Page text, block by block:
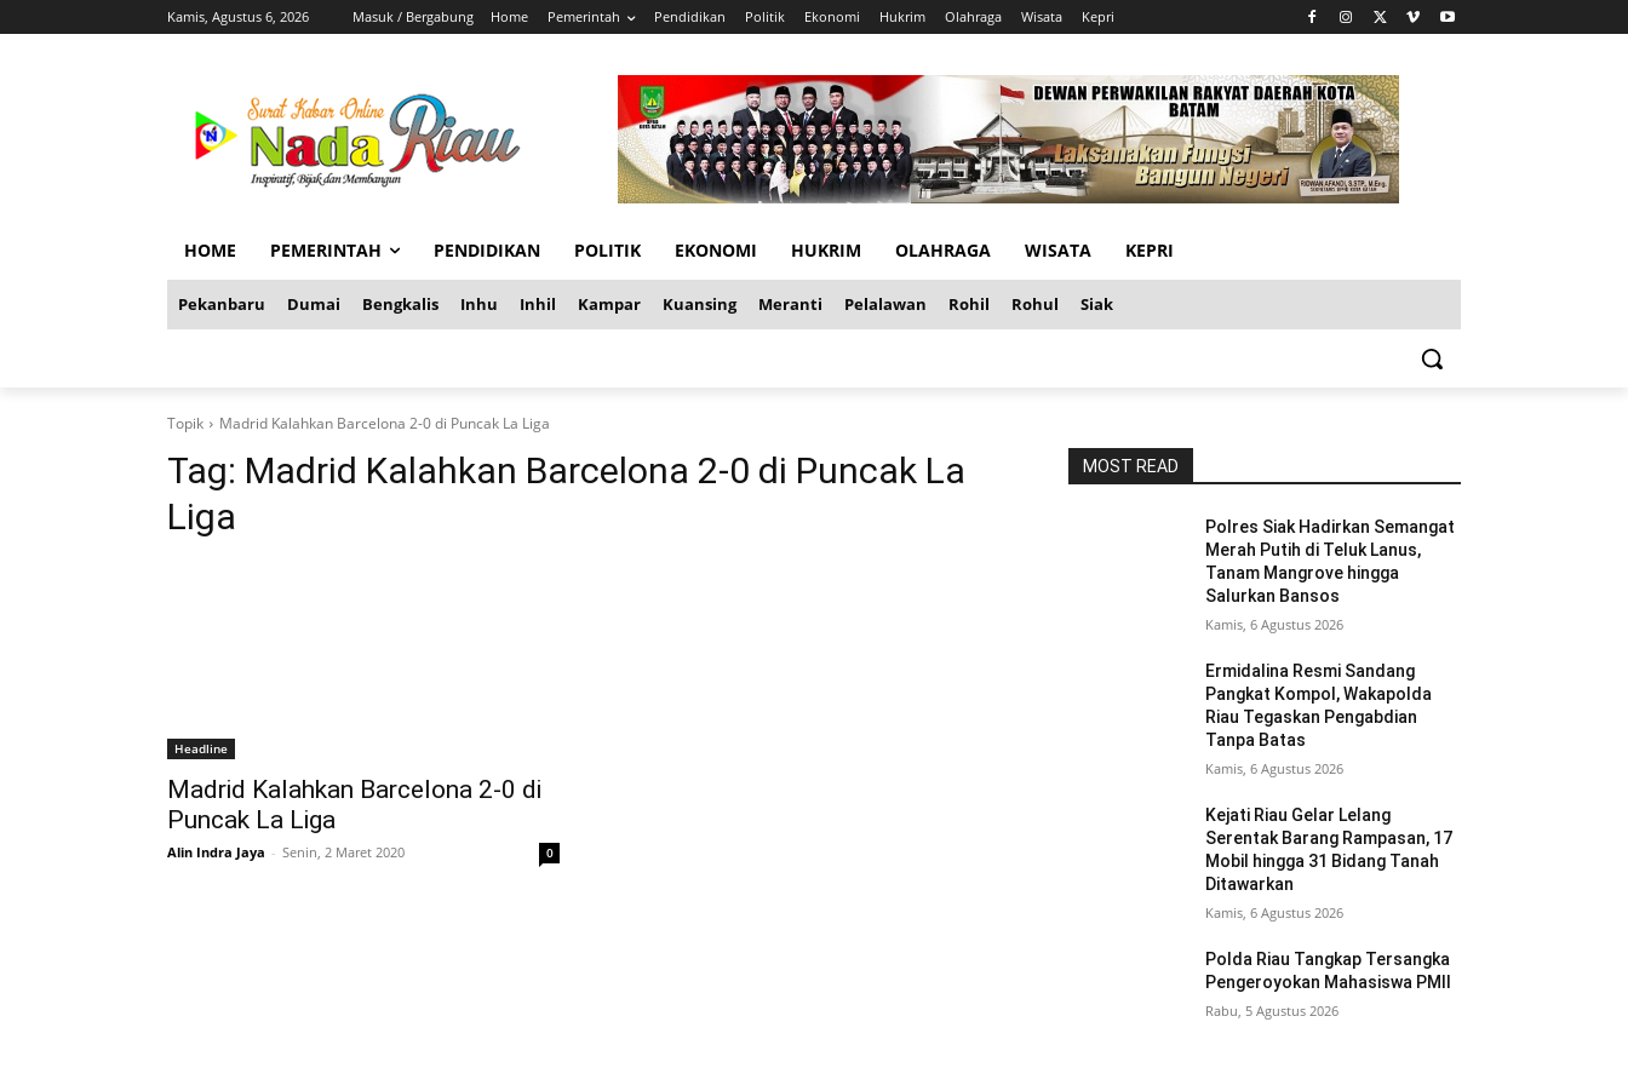
Kamis, Agustus 6, 2026 Masuk / Bergabung Home Pemerintah Pendidikan Politik Ekonomi Hukrim Olahraga Wisata Kepri
HOME PEMERINTAH PENDIDIKAN POLITIK EKONOMI HUKRIM OLAHRAGA WISATA KEPRI
Pekanbaru Dumai Bengkalis Inhu Inhil Kampar Kuansing Meranti Pelalawan Rohil Rohul Siak
Topik Madrid Kalahkan Barcelona 2-0 di Puncak La Liga
Tag: Madrid Kalahkan Barcelona 2-0 di Puncak La
Liga
Headline
Madrid Kalahkan Barcelona 2-0 di
Puncak La Liga
Alin Indra Jaya - Senin, 2 Maret 2020 0
MOST READ
Polres Siak Hadirkan Semangat
Merah Putih di Teluk Lanus,
Tanam Mangrove hingga
Salurkan Bansos
Kamis, 6 Agustus 2026
Ermidalina Resmi Sandang
Pangkat Kompol, Wakapolda
Riau Tegaskan Pengabdian
Tanpa Batas
Kamis, 6 Agustus 2026
Kejati Riau Gelar Lelang
Serentak Barang Rampasan, 17
Mobil hingga 31 Bidang Tanah
Ditawarkan
Kamis, 6 Agustus 2026
Polda Riau Tangkap Tersangka
Pengeroyokan Mahasiswa PMII
Rabu, 5 Agustus 2026